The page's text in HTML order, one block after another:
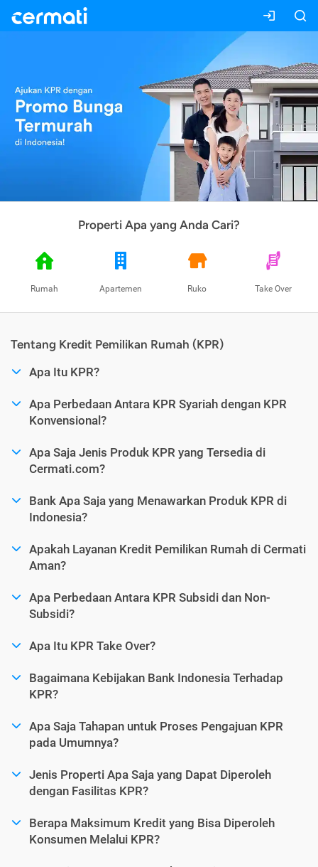
Properti Apa yang Anda Cari?
Rumah Apartemen Ruko Take Over
Tentang Kredit Pemilikan Rumah (KPR)
Apa Itu KPR?
Apa Perbedaan Antara KPR Syariah dengan KPR
Konvensional?
Apa Saja Jenis Produk KPR yang Tersedia di
Cermati.com?
Bank Apa Saja yang Menawarkan Produk KPR di
Indonesia?
Apakah Layanan Kredit Pemilikan Rumah di Cermati
Aman?
Apa Perbedaan Antara KPR Subsidi dan Non-
Subsidi?
Apa Itu KPR Take Over?
Bagaimana Kebijakan Bank Indonesia Terhadap
KPR?
Apa Saja Tahapan untuk Proses Pengajuan KPR
pada Umumnya?
Jenis Properti Apa Saja yang Dapat Diperoleh
dengan Fasilitas KPR?
Berapa Maksimum Kredit yang Bisa Diperoleh
Konsumen Melalui KPR?